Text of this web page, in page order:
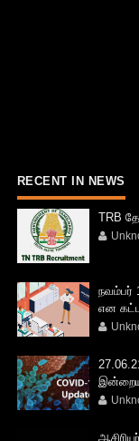
RECENT IN NEWS
TRB
நவம்பர்
என
இன்றைய